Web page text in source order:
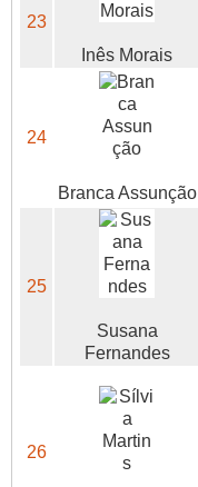
23
Inês Morais
24
Branca Assunção
25
Susana
Fernandes
26